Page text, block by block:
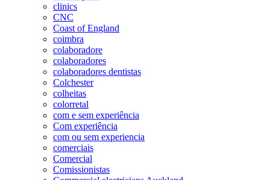
clinics
CNC
Coast of England
coimbra
colaboradore
colaboradores
colaboradores dentistas
Colchester
colheitas
colorretal
com e sem experiência
Com experiência
com ou sem experiencia
comerciais
Comercial
Comissionistas